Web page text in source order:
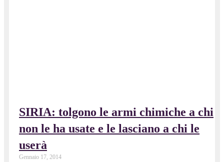
SIRIA: tolgono le armi chimiche a chi
non le ha usate e le lasciano a chi le
userà
Gennaio 17, 2014